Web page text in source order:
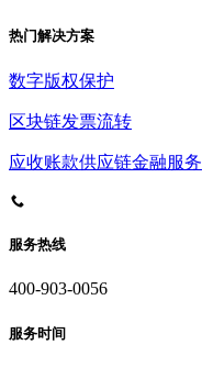
热门解决方案
数字版权保护
区块链发票流转
应收账款供应链金融服务
服务热线
400-903-0056
服务时间